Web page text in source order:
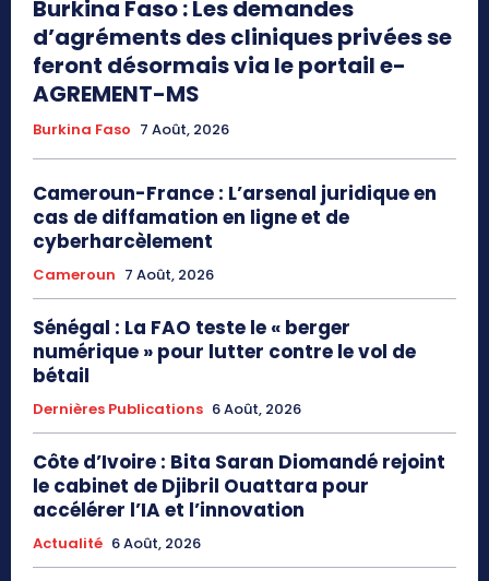
Burkina Faso : Les demandes
d’agréments des cliniques privées se
feront désormais via le portail e-
AGREMENT-MS
Burkina Faso 7 Août, 2026
Cameroun-France : L’arsenal juridique en
cas de diffamation en ligne et de
cyberharcèlement
Cameroun 7 Août, 2026
Sénégal : La FAO teste le « berger
numérique » pour lutter contre le vol de
bétail
Dernières Publications 6 Août, 2026
Côte d’Ivoire : Bita Saran Diomandé rejoint
le cabinet de Djibril Ouattara pour
accélérer l’IA et l’innovation
Actualité 6 Août, 2026